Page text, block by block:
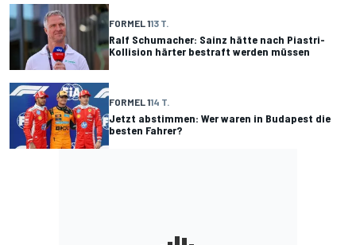
FORMEL 113 T.
Ralf Schumacher: Sainz hätte nach Piastri-
Kollision härter bestraft werden müssen
FORMEL 114 T.
Jetzt abstimmen: Wer waren in Budapest die
besten Fahrer?